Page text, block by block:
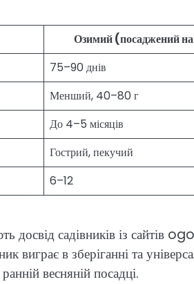
Озимий (посаджений
75–90 днів
Менший, 40–80 г
До 4–5 місяців
Гострий, пекучий
6–12
досвід садівників із
виграє в зберіганні та
весняній посадці.